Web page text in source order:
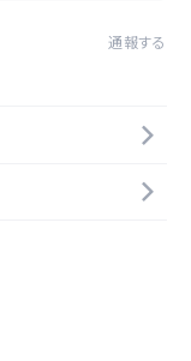
通報する